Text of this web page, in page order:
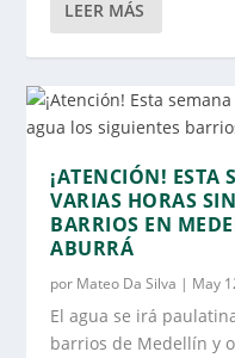
LEER MÁS
¡ATENCIÓN! ESTA
VARIAS HORAS
BARRIOS EN
ABURRÁ
por Mateo Da Silva | May
El agua se irá
barrios de Medellín y